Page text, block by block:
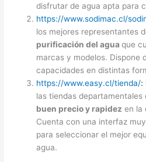
disfrutar de agua apta para
https://www.sodimac.cl/
los mejores representantes
purificación del aguaque
marcas y modelos. Dispone
capacidades en distintas
https://www.easy.cl/tienda/:
las tiendas
buen precio y rapidez en la
Cuenta con una interfaz
para seleccionar el mejor
agua.